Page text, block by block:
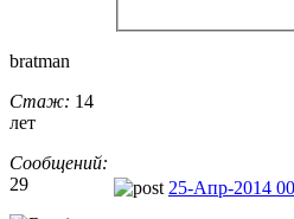
bratman
Стаж: 14
лет
Сообщений:
29
25-Апр-2014